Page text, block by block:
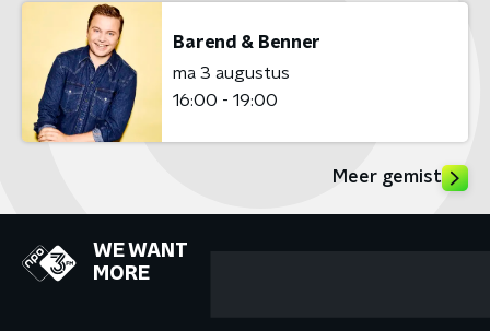
Barend & Benner
ma 3 augustus
16:00 - 19:00
Meer gemist
WE WANT
MORE